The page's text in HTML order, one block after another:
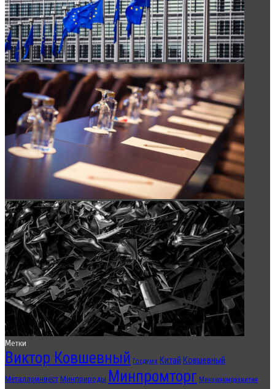
Метки
Виктор Ковшевный Госдума Китай Ковшевный
Металлоинвест Минприроды Минпромторг Минэкономразвития